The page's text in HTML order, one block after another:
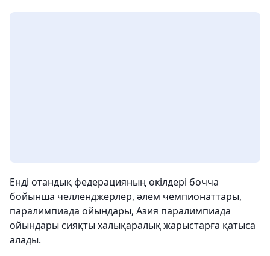
Енді отандық федерацияның өкілдері бочча
бойынша челленджерлер, әлем чемпионаттары,
паралимпиада ойындары, Азия паралимпиада
ойындары сияқты халықаралық жарыстарға қатыса
алады.